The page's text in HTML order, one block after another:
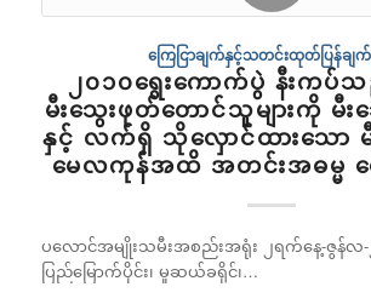
ကြေငြာချက်နှင့်သတင်းထုတ်ပြန်ချက်
၂၀၁၀ရွေးကောက်ပွဲ နီးက
မီးသွေးဖုတ်တောင်သူများကို မီ
နှင့် လက်ရှိ သိုလှောင်ထားသော မီ
မေလကုန်အထိ အတင်းအဓမ္မ ရေ
ပလောင်အမျိုးသမီးအစည်းအရုံး ၂ရက်နေ့-ဇွန်လ-
ပြည်မြောက်ပိုင်း၊ မူဆယ်ခရိုင်၊…